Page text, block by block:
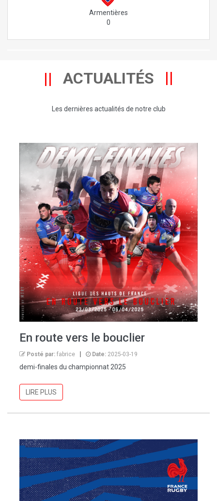
Armentières
0
ACTUALITÉS
Les dernières actualités de notre club
En route vers le bouclier
Posté par: fabrice Date: 2025-03-19
demi-finales du championnat 2025
LIRE PLUS